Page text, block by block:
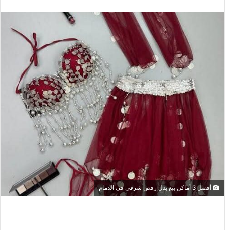
أفضل 3 أماكن بيع بدل رقص شرقي في الدمام